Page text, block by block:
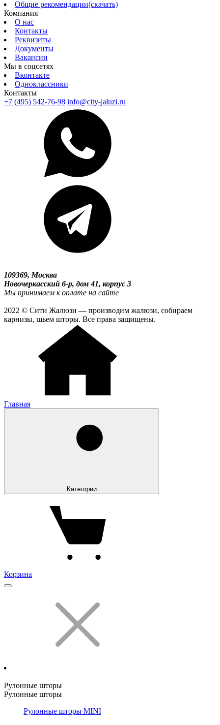
Общие рекомендации(скачать)
Компания
О нас
Контакты
Реквизиты
Документы
Вакансии
Мы в соцсетях
Вконтакте
Одноклассники
Контакты
+7 (495) 542-76-98 info@city-jaluzi.ru
109369, Москва
Новочеркасский б-р, дом 41, корпус 3
Мы принимаем к оплате на сайте
2022 © Сити Жалюзи — производим жалюзи, собираем
карнизы, шьем шторы. Все права защищены.
Главная
Категории
Корзина
Рулонные шторы
Рулонные шторы
Рулонные шторы MINI